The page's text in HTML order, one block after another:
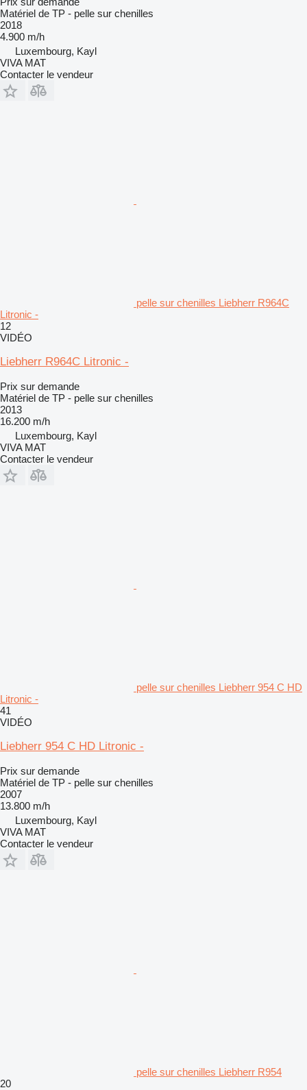
Matériel de TP - pelle sur chenilles
2018
4.900 m/h
Luxembourg, Kayl
VIVA MAT
Contacter le vendeur
pelle sur chenilles Liebherr R964C
Litronic -
12
VIDÉO
Liebherr R964C Litronic -
Prix sur demande
Matériel de TP - pelle sur chenilles
2013
16.200 m/h
Luxembourg, Kayl
VIVA MAT
Contacter le vendeur
pelle sur chenilles Liebherr 954 C HD
Litronic -
41
VIDÉO
Liebherr 954 C HD Litronic -
Prix sur demande
Matériel de TP - pelle sur chenilles
2007
13.800 m/h
Luxembourg, Kayl
VIVA MAT
Contacter le vendeur
pelle sur chenilles Liebherr R954
20